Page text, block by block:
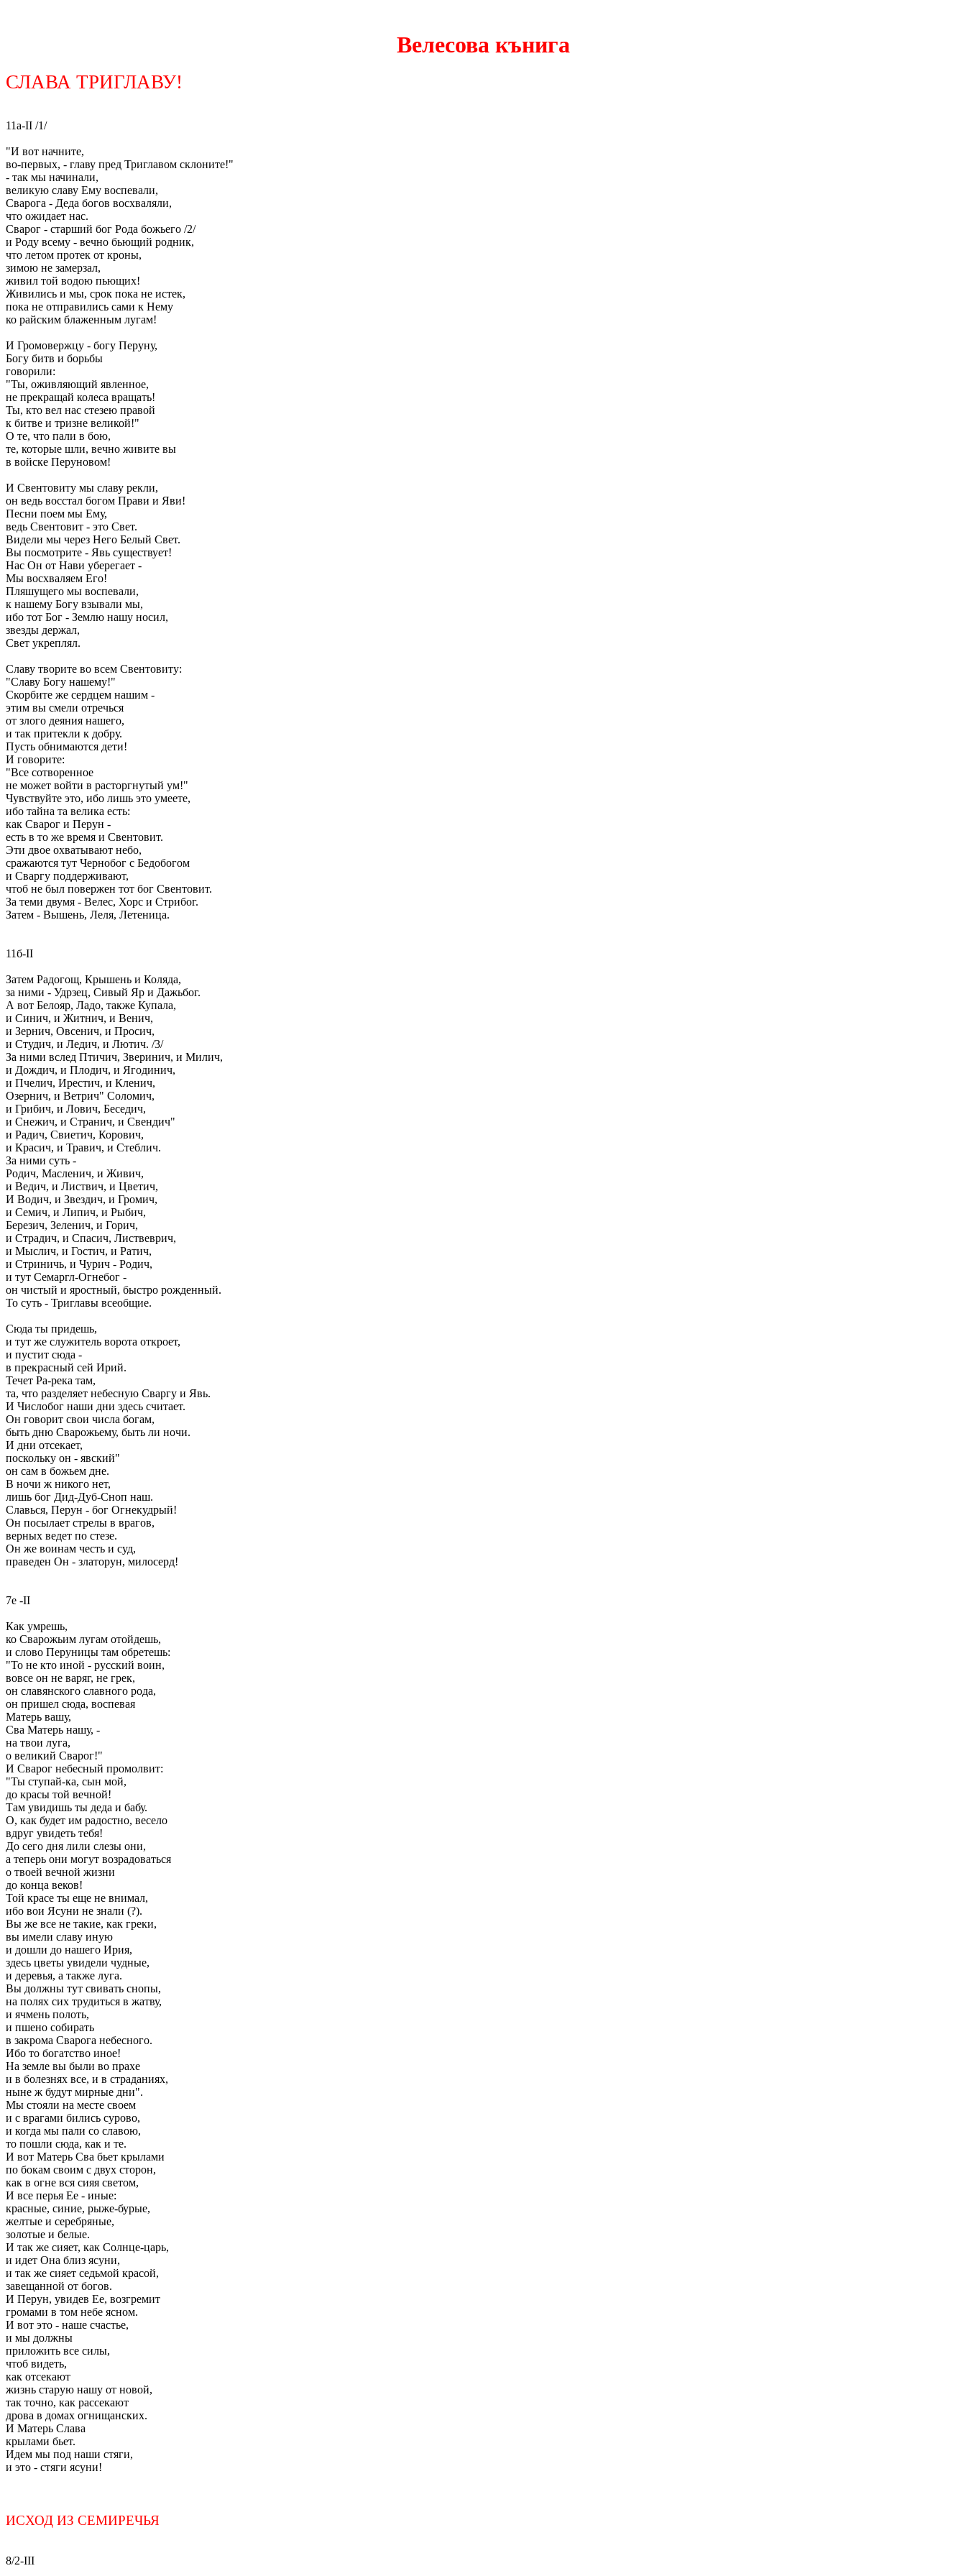
Велесова кънига
СЛАВА ТРИГЛАВУ!
11a-II /1/
"И вот начните,
во-первых, - главу пред Триглавом склоните!"
- так мы начинали,
великую славу Ему воспевали,
Сварога - Деда богов восхваляли,
что ожидает нас.
Сварог - старший бог Рода божьего /2/
и Роду всему - вечно бьющий родник,
что летом протек от кроны,
зимою не замерзал,
живил той водою пьющих!
Живились и мы, срок пока не истек,
пока не отправились сами к Нему
ко райским блаженным лугам!
И Громовержцу - богу Перуну,
Богу битв и борьбы
говорили:
"Ты, оживляющий явленное,
не прекращай колеса вращать!
Ты, кто вел нас стезею правой
к битве и тризне великой!"
О те, что пали в бою,
те, которые шли, вечно живите вы
в войске Перуновом!
И Свентовиту мы славу рекли,
он ведь восстал богом Прави и Яви!
Песни поем мы Ему,
ведь Свентовит - это Свет.
Видели мы через Него Белый Свет.
Вы посмотрите - Явь существует!
Нас Он от Нави уберегает -
Мы восхваляем Его!
Пляшущего мы воспевали,
к нашему Богу взывали мы,
ибо тот Бог - Землю нашу носил,
звезды держал,
Свет укреплял.
Славу творите во всем Свентовиту:
"Славу Богу нашему!"
Скорбите же сердцем нашим -
этим вы смели отречься
от злого деяния нашего,
и так притекли к добру.
Пусть обнимаются дети!
И говорите:
"Все сотворенное
не может войти в расторгнутый ум!"
Чувствуйте это, ибо лишь это умеете,
ибо тайна та велика есть:
как Сварог и Перун -
есть в то же время и Свентовит.
Эти двое охватывают небо,
сражаются тут Чернобог с Бедобогом
и Сваргу поддерживают,
чтоб не был повержен тот бог Свентовит.
За теми двумя - Велес, Хорс и Стрибог.
Затем - Вышень, Леля, Летеница.
11б-II
Затем Радогощ, Крышень и Коляда,
за ними - Удрзец, Сивый Яр и Дажьбог.
А вот Белояр, Ладо, также Купала,
и Синич, и Житнич, и Венич,
и Зернич, Овсенич, и Просич,
и Студич, и Ледич, и Лютич. /3/
За ними вслед Птичич, Зверинич, и Милич,
и Дождич, и Плодич, и Ягодинич,
и Пчелич, Ирестич, и Кленич,
Озернич, и Ветрич" Соломич,
и Грибич, и Лович, Беседич,
и Снежич, и Странич, и Свендич"
и Радич, Свиетич, Корович,
и Красич, и Травич, и Стеблич.
За ними суть -
Родич, Масленич, и Живич,
и Ведич, и Листвич, и Цветич,
И Водич, и Звездич, и Громич,
и Семич, и Липич, и Рыбич,
Березич, Зеленич, и Горич,
и Страдич, и Спасич, Листвеврич,
и Мыслич, и Гостич, и Ратич,
и Стриничь, и Чурич - Родич,
и тут Семаргл-Огнебог -
он чистый и яростный, быстро рожденный.
То суть - Триглавы всеобщие.
Сюда ты придешь,
и тут же служитель ворота откроет,
и пустит сюда -
в прекрасный сей Ирий.
Течет Ра-река там,
та, что разделяет небесную Сваргу и Явь.
И Числобог наши дни здесь считает.
Он говорит свои числа богам,
быть дню Сварожьему, быть ли ночи.
И дни отсекает,
поскольку он - явский"
он сам в божьем дне.
В ночи ж никого нет,
лишь бог Дид-Дуб-Сноп наш.
Славься, Перун - бог Огнекудрый!
Он посылает стрелы в врагов,
верных ведет по стезе.
Он же воинам честь и суд,
праведен Он - златорун, милосерд!
7е -II
Как умрешь,
ко Сварожьим лугам отойдешь,
и слово Перуницы там обретешь:
"То не кто иной - русский воин,
вовсе он не варяг, не грек,
он славянского славного рода,
он пришел сюда, воспевая
Матерь вашу,
Сва Матерь нашу, -
на твои луга,
о великий Сварог!"
И Сварог небесный промолвит:
"Ты ступай-ка, сын мой,
до красы той вечной!
Там увидишь ты деда и бабу.
О, как будет им радостно, весело
вдруг увидеть тебя!
До сего дня лили слезы они,
а теперь они могут возрадоваться
о твоей вечной жизни
до конца веков!
Той красе ты еще не внимал,
ибо вои Ясуни не знали (?).
Вы же все не такие, как греки,
вы имели славу иную
и дошли до нашего Ирия,
здесь цветы увидели чудные,
и деревья, а также луга.
Вы должны тут свивать снопы,
на полях сих трудиться в жатву,
и ячмень полоть,
и пшено собирать
в закрома Сварога небесного.
Ибо то богатство иное!
На земле вы были во прахе
и в болезнях все, и в страданиях,
ныне ж будут мирные дни".
Мы стояли на месте своем
и с врагами бились сурово,
и когда мы пали со славою,
то пошли сюда, как и те.
И вот Матерь Сва бьет крылами
по бокам своим с двух сторон,
как в огне вся сияя светом,
И все перья Ее - иные:
красные, синие, рыже-бурые,
желтые и серебряные,
золотые и белые.
И так же сияет, как Солнце-царь,
и идет Она близ ясуни,
и так же сияет седьмой красой,
завещанной от богов.
И Перун, увидев Ее, возгремит
громами в том небе ясном.
И вот это - наше счастье,
и мы должны
приложить все силы,
чтоб видеть,
как отсекают
жизнь старую нашу от новой,
так точно, как рассекают
дрова в домах огнищанских.
И Матерь Слава
крылами бьет.
Идем мы под наши стяги,
и это - стяги ясуни!
ИСХОД ИЗ СЕМИРЕЧЬЯ
8/2-III